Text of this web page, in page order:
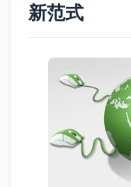
新范式